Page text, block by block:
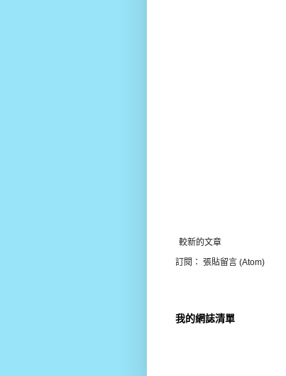
較新的文章
訂閱： 張貼留言 (Atom)
我的網誌清單